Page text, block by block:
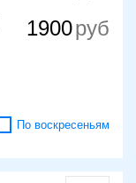
1900
По воскресеньям